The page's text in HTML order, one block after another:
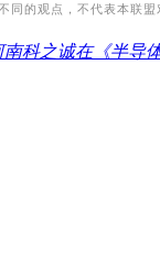
的观点，不代表本联
南科之诚在《半导